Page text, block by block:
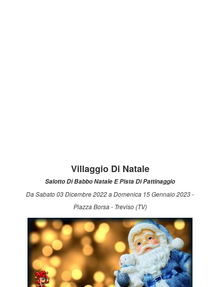
Villaggio Di Natale
Salotto Di Babbo Natale E Pista Di Pattinaggio
Da Sabato 03 Dicembre 2022 a Domenica 15 Gennaio 2023 -
Piazza Borsa - Treviso (TV)